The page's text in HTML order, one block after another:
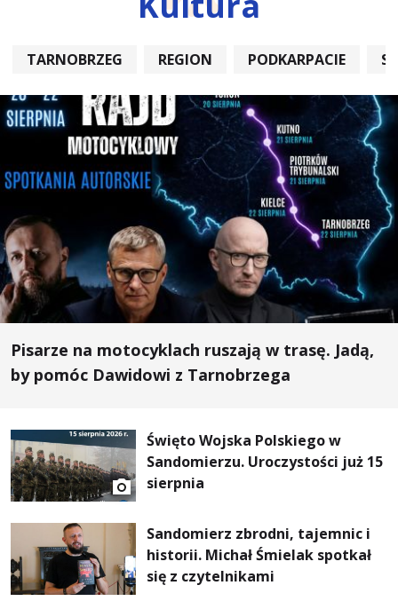
TARNOBRZEG REGION PODKARPACIE
Pisarze na motocyklach ruszają w trasę. Jadą,
by pomóc Dawidowi z Tarnobrzega
Święto Wojska Polskiego w
Sandomierzu. Uroczystości już 15
sierpnia
Sandomierz zbrodni, tajemnic i
historii. Michał Śmielak spotkał
się z czytelnikami